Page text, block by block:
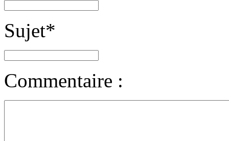
Sujet*
Commentaire :